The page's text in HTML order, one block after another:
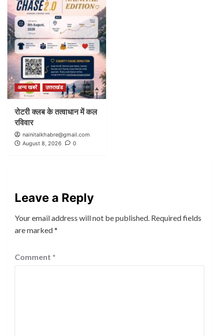
अन्य खबरें उत्तराखंड
रोटरी क्लब के तत्वाधान में कल
रविवार
nainitalkhabre@gmail.com
August 8, 2026
0
Leave a Reply
Your email address will not be published. Required fields
are marked*
Comment *